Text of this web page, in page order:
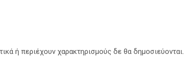
ή περιέχουν χαρακτηρισμούς δε θα δημοσιεύονται.